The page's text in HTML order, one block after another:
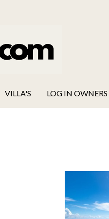
VILLA'S LOG IN OWNERS